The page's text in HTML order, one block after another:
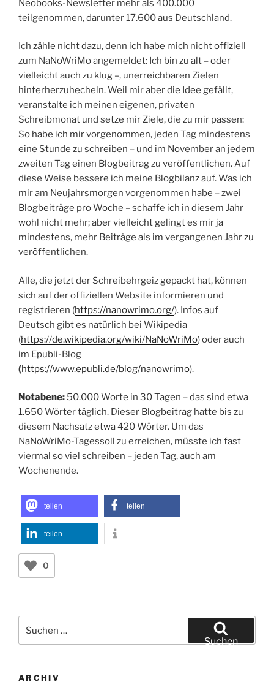
Neobooks-Newsletter mehr als 400.000
teilgenommen, darunter 17.600 aus Deutschland.
Ich zähle nicht dazu, denn ich habe mich nicht offiziell
zum NaNoWriMo angemeldet: Ich bin zu alt – oder
vielleicht auch zu klug –, unerreichbaren Zielen
hinterherzuhecheln. Weil mir aber die Idee gefällt,
veranstalte ich meinen eigenen, privaten
Schreibmonat und setze mir Ziele, die zu mir passen:
So habe ich mir vorgenommen, jeden Tag mindestens
eine Stunde zu schreiben – und im November an jedem
zweiten Tag einen Blogbeitrag zu veröffentlichen. Auf
diese Weise bessere ich meine Blogbilanz auf. Was ich
mir am Neujahrsmorgen vorgenommen habe – zwei
Blogbeiträge pro Woche – schaffe ich in diesem Jahr
wohl nicht mehr; aber vielleicht gelingt es mir ja
mindestens, mehr Beiträge als im vergangenen Jahr zu
veröffentlichen.
Alle, die jetzt der Schreibehrgeiz gepackt hat, können
sich auf der offiziellen Website informieren und
registrieren (https://nanowrimo.org/). Infos auf
Deutsch gibt es natürlich bei Wikipedia
(https://de.wikipedia.org/wiki/NaNoWriMo) oder auch
im Epubli-Blog
(https://www.epubli.de/blog/nanowrimo).
Notabene: 50.000 Worte in 30 Tagen – das sind etwa
1.650 Wörter täglich. Dieser Blogbeitrag hatte bis zu
diesem Nachsatz etwa 420 Wörter. Um das
NaNoWriMo-Tagessoll zu erreichen, müsste ich fast
viermal so viel schreiben – jeden Tag, auch am
Wochenende.
teilen teilen
teilen
0
nach:
Suchen
ARCHIV